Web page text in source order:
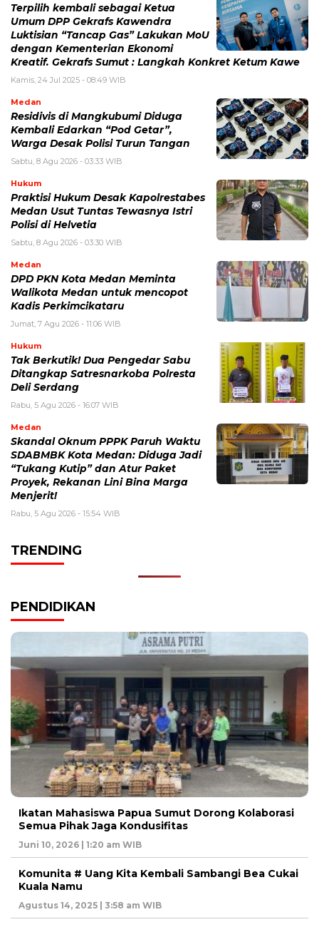
Terpilih kembali sebagai Ketua
Umum DPP Gekrafs Kawendra
Luktisian “Tancap Gas” Lakukan MoU
dengan Kementerian Ekonomi
Kreatif. Gekrafs Sumut : Langkah Konkret Ketum Kawe
Kamis, 24 Jul 2025 - 08:49 WIB
Medan
Residivis di Mangkubumi Diduga
Kembali Edarkan “Pod Getar”,
Warga Desak Polisi Turun Tangan
Sabtu, 8 Agu 2026 - 03:33 WIB
Hukum
Praktisi Hukum Desak Kapolrestabes
Medan Usut Tuntas Tewasnya Istri
Polisi di Helvetia
Sabtu, 8 Agu 2026 - 03:30 WIB
Medan
DPD PKN Kota Medan Meminta
Walikota Medan untuk mencopot
Kadis Perkimcikataru
Jumat, 7 Agu 2026 - 11:06 WIB
Hukum
Tak Berkutik! Dua Pengedar Sabu
Ditangkap Satresnarkoba Polresta
Deli Serdang
Rabu, 5 Agu 2026 - 16:07 WIB
Medan
Skandal Oknum PPPK Paruh Waktu
SDABMBK Kota Medan: Diduga Jadi
“Tukang Kutip” dan Atur Paket
Proyek, Rekanan Lini Bina Marga
Menjerit!
Rabu, 5 Agu 2026 - 15:54 WIB
TRENDING
PENDIDIKAN
Ikatan Mahasiswa Papua Sumut Dorong Kolaborasi
Semua Pihak Jaga Kondusifitas
Juni 10, 2026 | 1:20 am WIB
Komunita # Uang Kita Kembali Sambangi Bea Cukai
Kuala Namu
Agustus 14, 2025 | 3:58 am WIB